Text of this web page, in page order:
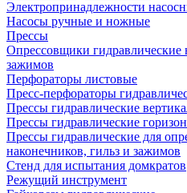
Электропринадлежности
Насосы ручные и ножные
Прессы
Опрессовщики гидравлические
зажимов
Перфораторы листовые
Пресс-перфораторы
Прессы гидравлические
Прессы гидравлические
Прессы гидравлические для
наконечников, гильз и зажимов
Стенд для испытания домкратов
Режущий инструмент